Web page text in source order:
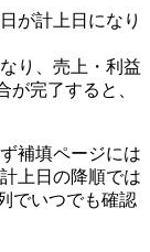
が計上日になり
り、売上・利益
が完了すると、
補填ページには
上日の降順では
でいつでも確認